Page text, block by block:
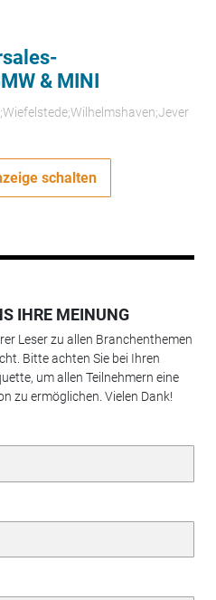
& MINI
schalten
IHRE MEINUNG
Leser zu allen Branchenthemen
Bitte achten Sie bei Ihren
um allen Teilnehmern eine
zu ermöglichen. Vielen Dank!